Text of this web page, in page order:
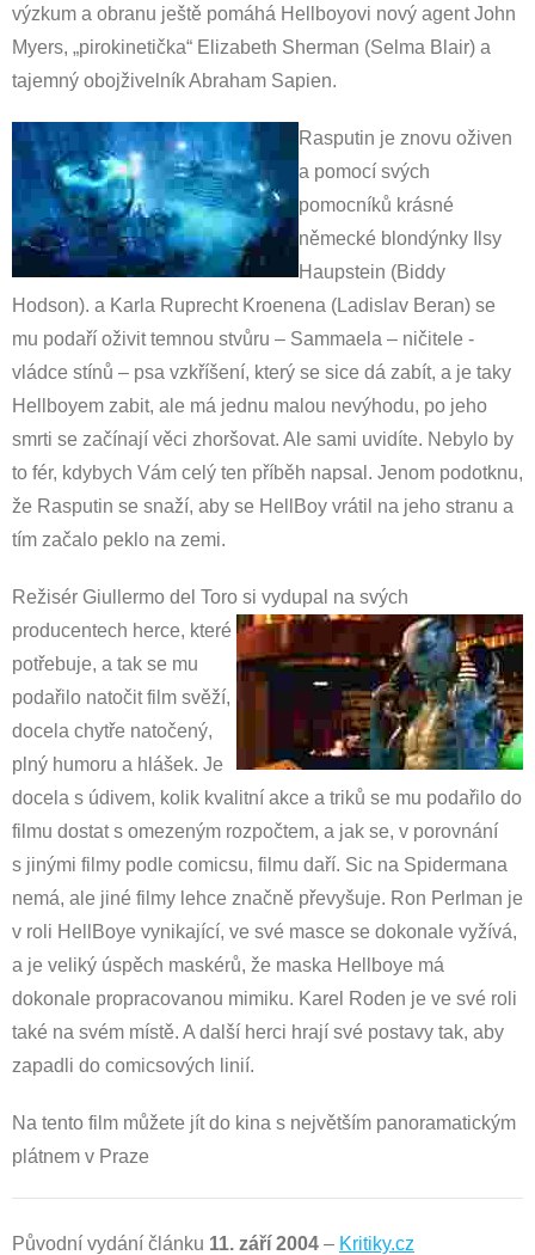
výzkum a obranu ještě pomáhá Hellboyovi nový agent John
Myers, „pirokinetička“ Elizabeth Sherman (Selma Blair) a
tajemný obojživelník Abraham Sapien.
Rasputin je znovu oživen
a pomocí svých
pomocníků krásné
německé blondýnky Ilsy
Haupstein (Biddy
Hodson). a Karla Ruprecht Kroenena (Ladislav Beran) se
mu podaří oživit temnou stvůru – Sammaela – ničitele -
vládce stínů – psa vzkříšení, který se sice dá zabít, a je taky
Hellboyem zabit, ale má jednu malou nevýhodu, po jeho
smrti se začínají věci zhoršovat. Ale sami uvidíte. Nebylo by
to fér, kdybych Vám celý ten příběh napsal. Jenom podotknu,
že Rasputin se snaží, aby se HellBoy vrátil na jeho stranu a
tím začalo peklo na zemi.
Režisér Giullermo del Toro si vydupal na svých
producentech herce, které
potřebuje, a tak se mu
podařilo natočit film svěží,
docela chytře natočený,
plný humoru a hlášek. Je
docela s údivem, kolik kvalitní akce a triků se mu podařilo do
filmu dostat s omezeným rozpočtem, a jak se, v porovnání
s jinými filmy podle comicsu, filmu daří. Sic na Spidermana
nemá, ale jiné filmy lehce značně převyšuje. Ron Perlman je
v roli HellBoye vynikající, ve své masce se dokonale vyžívá,
a je veliký úspěch maskérů, že maska Hellboye má
dokonale propracovanou mimiku. Karel Roden je ve své roli
také na svém místě. A další herci hrají své postavy tak, aby
zapadli do comicsových linií.
Na tento film můžete jít do kina s největším panoramatickým
plátnem v Praze
Původní vydání článku 11. září 2004 – Kritiky.cz